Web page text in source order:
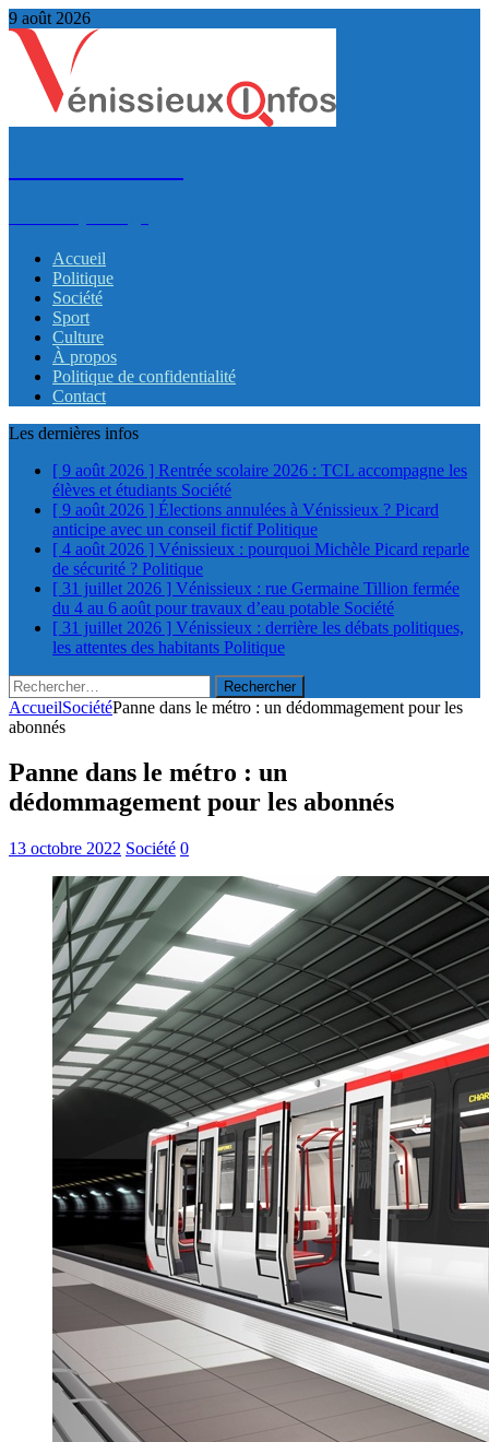
9 août 2026
Accueil
Politique
Société
Sport
Culture
À propos
Politique de confidentialité
Contact
Les dernières infos
[ 9 août 2026 ] Rentrée scolaire 2026 : TCL accompagne les
élèves et étudiants Société
[ 9 août 2026 ] Élections annulées à Vénissieux ? Picard
anticipe avec un conseil fictifPolitique
[ 4 août 2026 ] Vénissieux : pourquoi Michèle Picard reparle
de sécurité ? Politique
[ 31 juillet 2026 ] Vénissieux : rue Germaine Tillion fermée
du 4 au 6 août pour travaux d’eau potable Société
[ 31 juillet 2026 ] Vénissieux : derrière les débats politiques,
les attentes des habitants Politique
Rechercher :
AccueilSociétéPanne dans le métro : un dédommagement pour les
abonnés
Panne dans le métro : un
dédommagement pour les abonnés
13 octobre 2022 Société 0